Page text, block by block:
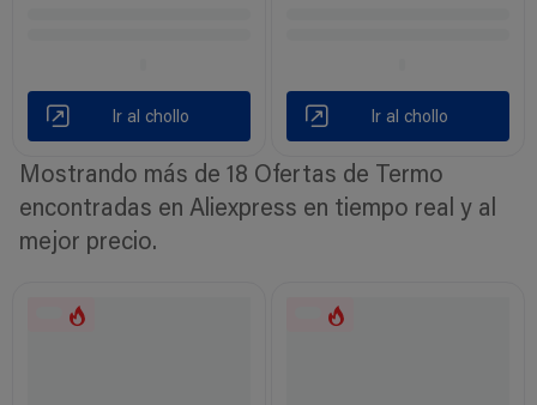
Ir al chollo Ir al chollo
Mostrando más de 18 Ofertas de Termo
encontradas en Aliexpress en tiempo real y al
mejor precio.